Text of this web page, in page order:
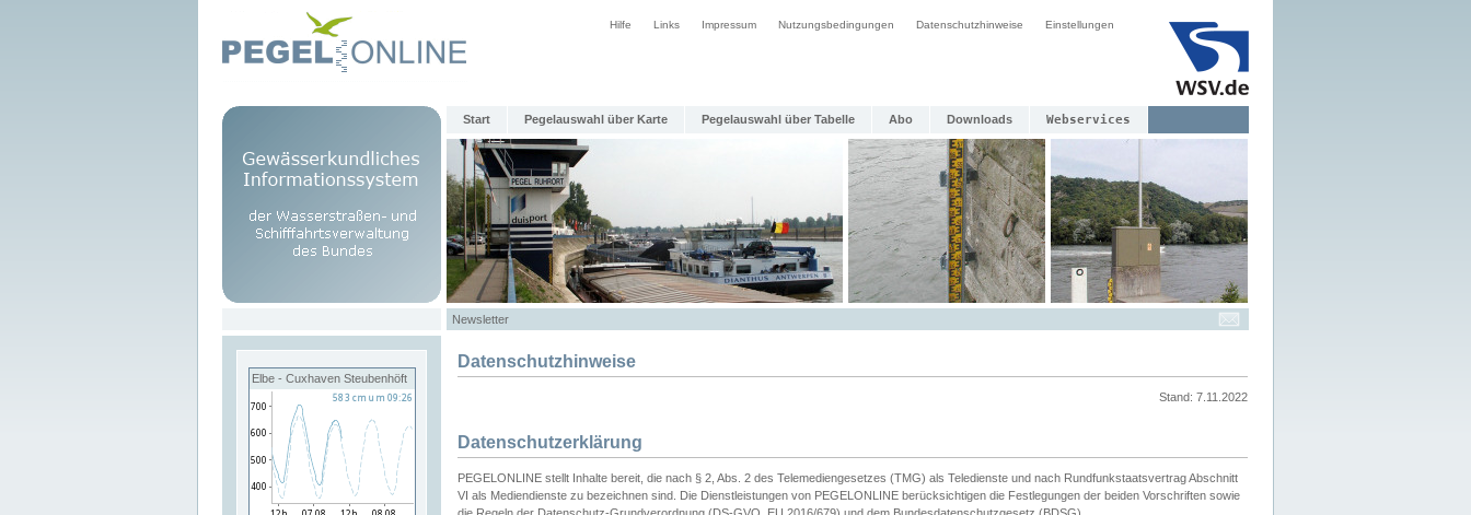
Hilfe Links Impressum Nutzungsbedingungen Datenschutzhinweise Einstellungen
Start Pegelauswahl über Karte Pegelauswahl über Tabelle Abo Downloads Webservices
Newsletter
Elbe - Cuxhaven Steubenhöft
Datenschutzhinweise
Stand: 7.11.2022
Datenschutzerklärung
PEGELONLINE stellt Inhalte bereit, die nach § 2, Abs. 2 des Telemediengesetzes (TMG) als Teledienste und nach Rundfunkstaatsvertrag Abschnitt
VI als Mediendienste zu bezeichnen sind. Die Dienstleistungen von PEGELONLINE berücksichtigen die Festlegungen der beiden Vorschriften sowie